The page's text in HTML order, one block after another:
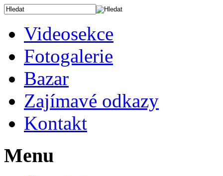
Videosekce
Fotogalerie
Bazar
Zajímavé odkazy
Kontakt
Menu